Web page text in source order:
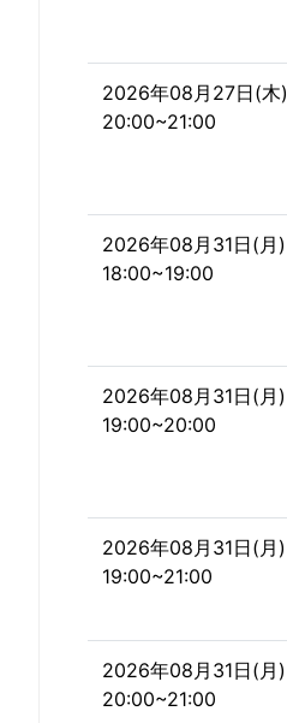
2026年08月27日(木)
20:00~21:00
2026年08月31日(月)
18:00~19:00
2026年08月31日(月)
19:00~20:00
2026年08月31日(月)
19:00~21:00
2026年08月31日(月)
20:00~21:00